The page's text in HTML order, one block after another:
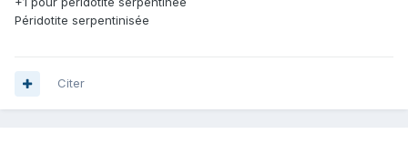
Péridotite serpentinisée
Citer